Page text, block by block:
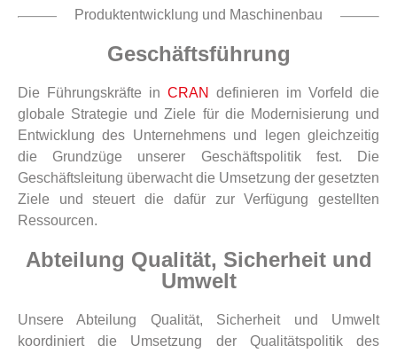
Produktentwicklung und Maschinenbau
Geschäftsführung
Die Führungskräfte in CRAN
definieren im Vorfeld die
globale Strategie und Ziele für die Modernisierung und
Entwicklung des Unternehmens und legen gleichzeitig
die Grundzüge unserer Geschäftspolitik fest. Die
Geschäftsleitung überwacht die Umsetzung der gesetzten
Ziele und steuert die dafür zur Verfügung gestellten
Ressourcen.
Abteilung Qualität, Sicherheit und
Umwelt
Unsere Abteilung Qualität, Sicherheit und Umwelt
koordiniert die Umsetzung der Qualitätspolitik des